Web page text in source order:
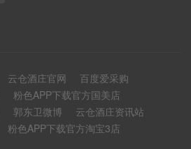
云仓酒庄官网
百度爱采购
粉色APP下载官方国美店
郭东卫微博
云仓酒庄资讯站
粉色APP下载官方淘宝3店